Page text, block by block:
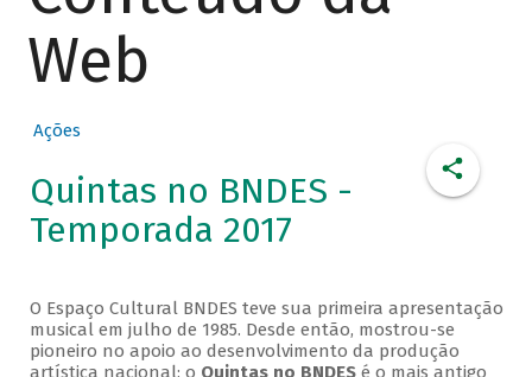
Web
Ações
Quintas no BNDES -
Temporada 2017
O Espaço Cultural BNDES teve sua primeira apresentação
musical em julho de 1985. Desde então, mostrou-se
pioneiro no apoio ao desenvolvimento da produção